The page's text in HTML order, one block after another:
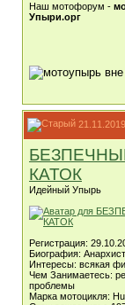
Наш мотофорум -
Упыри.орг
КАТОК
Идейный Упырь
Регистрация:
Биография:
Интересы: всякая
Чем Занимаетесь:
проблемы
Марка мотоцикля: